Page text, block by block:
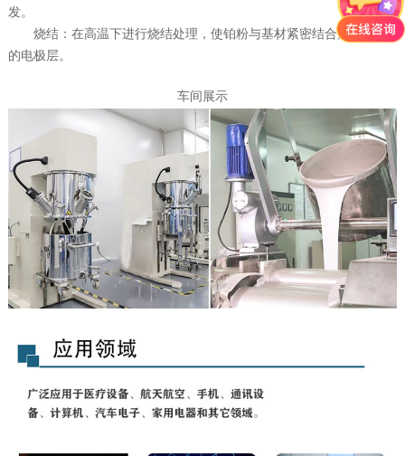
发。
烧结：在高温下进行烧结处理，使铂粉与基材紧密结合形成牢固
的电极层。
车间展示